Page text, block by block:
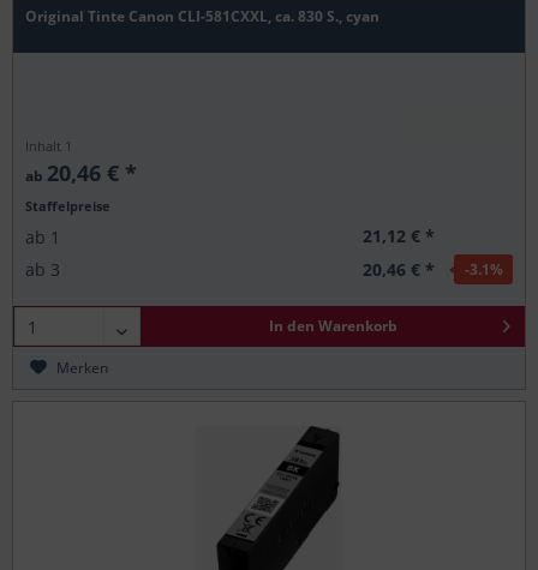
Original Tinte Canon CLI-581CXXL, ca. 830 S., cyan
Inhalt 1
ab 20,46 € *
Staffelpreise
ab 1
21,12 € *
ab 3 20,46 € * -3.1%
In den Warenkorb
Merken